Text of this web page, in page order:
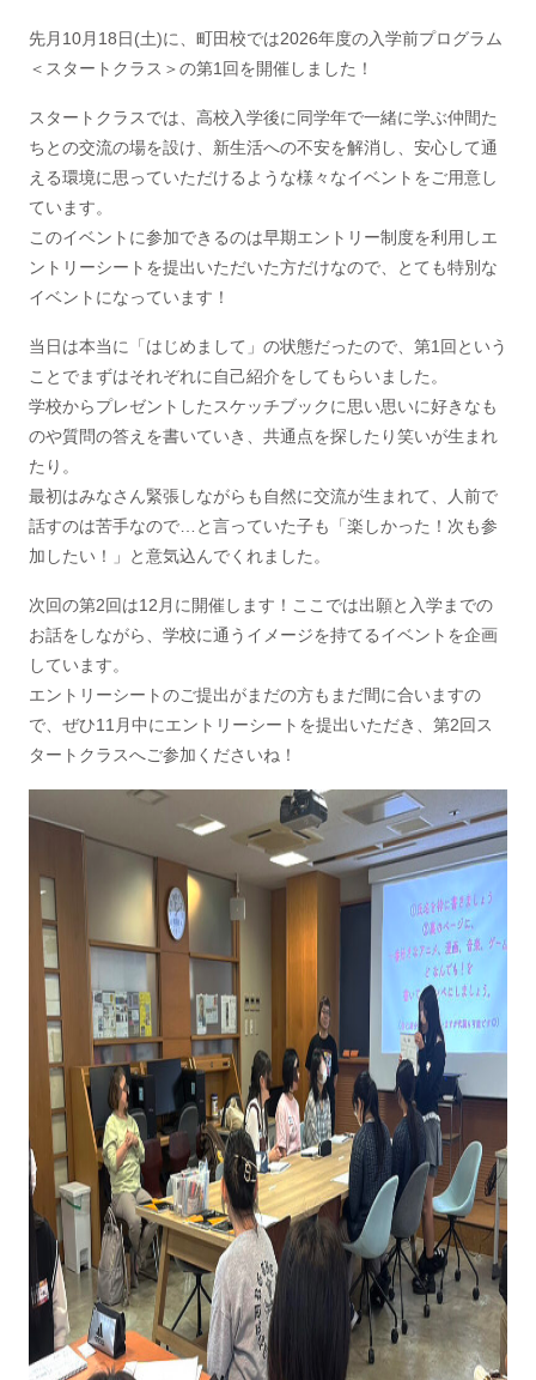
先月10月18日(土)に、町田校では2026年度の入学前プログラム
＜スタートクラス＞の第1回を開催しました！
スタートクラスでは、高校入学後に同学年で一緒に学ぶ仲間た
ちとの交流の場を設け、新生活への不安を解消し、安心して通
える環境に思っていただけるような様々なイベントをご用意し
ています。
このイベントに参加できるのは早期エントリー制度を利用しエ
ントリーシートを提出いただいた方だけなので、とても特別な
イベントになっています！
当日は本当に「はじめまして」の状態だったので、第1回という
ことでまずはそれぞれに自己紹介をしてもらいました。
学校からプレゼントしたスケッチブックに思い思いに好きなも
のや質問の答えを書いていき、共通点を探したり笑いが生まれ
たり。
最初はみなさん緊張しながらも自然に交流が生まれて、人前で
話すのは苦手なので…と言っていた子も「楽しかった！次も参
加したい！」と意気込んでくれました。
次回の第2回は12月に開催します！ここでは出願と入学までの
お話をしながら、学校に通うイメージを持てるイベントを企画
しています。
エントリーシートのご提出がまだの方もまだ間に合いますの
で、ぜひ11月中にエントリーシートを提出いただき、第2回ス
タートクラスへご参加くださいね！